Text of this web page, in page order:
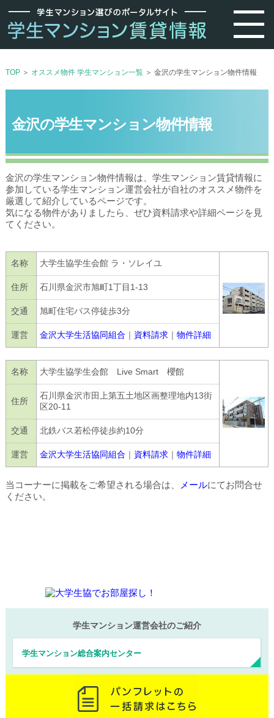
TOP＞ オススメ物件 学生マンション一覧＞ 金沢の学生マンション物件情報
金沢の学生マンション物件情報
金沢の学生マンション物件情報は、学生マンション賃貸情報に
参加している学生マンション運営会社が自社のオススメ物件を
厳選して紹介しているページです。
気になる物件がありましたら、ぜひ資料請求や詳細ページを見
てください。
名称 大学生協学生会館 ラ・ソレイユ
住所 石川県金沢市旭町1丁目1-13
交通 旭町住宅バス停徒歩3分
運営 金沢大学生活協同組合 ｜ 資料請求｜ 物件詳細
名称 大学生協学生会館 Live Smart 櫻館
住所
石川県金沢市田上第五土地区画整理地内13街
区20‐11
交通 北鉄バス若松停徒歩約10分
運営 金沢大学生活協同組合 ｜ 資料請求｜ 物件詳細
当コーナーに掲載をご希望される場合は、 メールにてお問合せ
ください。
学生マンション運営会社のご紹介
学生マンション総合案内センター